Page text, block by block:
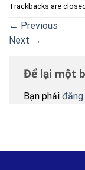
Trackbacks are
← Previous
Next →
Để lại một
Bạn phải đăng